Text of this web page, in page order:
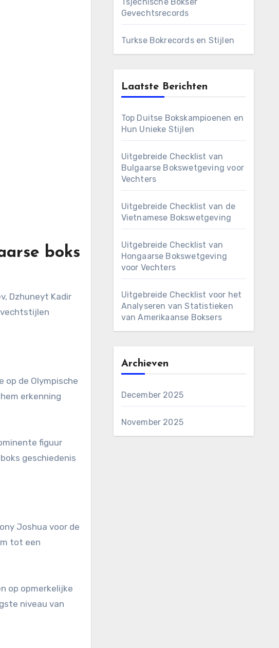
boks
Dzhuneyt Kadir
vechtstijlen
op de Olympische
erkenning
figuur
geschiedenis
Joshua voor de
tot een
op opmerkelijke
niveau van
Gevechtsrecords
Turkse Bokrecords en Stijlen
Laatste Berichten
Top Duitse Bokskampioenen en
Hun Unieke Stijlen
Uitgebreide Checklist van
Bulgaarse Bokswetgeving voor
Vechters
Uitgebreide Checklist van de
Vietnamese Bokswetgeving
Uitgebreide Checklist van
Hongaarse Bokswetgeving
voor Vechters
Uitgebreide Checklist voor het
Analyseren van Statistieken
van Amerikaanse Boksers
Archieven
December 2025
November 2025